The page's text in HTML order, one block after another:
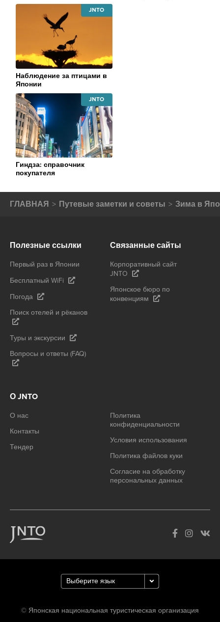
Наблюдение за птицами в
Японии
JAPAN
Гиндза: справочник
покупателя
JAPAN
NATIONAL
TOURISM
ORGANIZATION
ГЛАВНАЯ Путевые заметки и советы Зима в
Полезные ссылки
Первый раз в Японии
Бесплатный WiFi
Погода
Поиск отелей и рёканов
Туры и экскурсии
Вопросы и ответы (FAQ)
Связанные сайты
Корпоративный сайт
JNTO
Японское бюро по
конвенциям
О JNTO
О нас
Контакты
Тендер
Политика
конфиденциальности
Условия использования
Политика файлов куки
Согласие на обработку
персональных данных
© Японская национальная туристическая организация